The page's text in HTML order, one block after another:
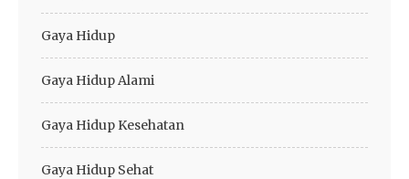
Gaya Hidup
Gaya Hidup Alami
Gaya Hidup Kesehatan
Gaya Hidup Sehat